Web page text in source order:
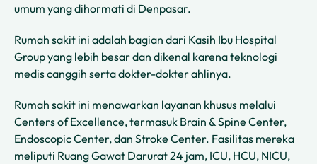
umum yang dihormati di Denpasar.
Rumah sakit ini adalah bagian dari Kasih Ibu Hospital
Group yang lebih besar dan dikenal karena teknologi
medis canggih serta dokter-dokter ahlinya.
Rumah sakit ini menawarkan layanan khusus melalui
Centers of Excellence, termasuk Brain & Spine Center,
Endoscopic Center, dan Stroke Center. Fasilitas mereka
meliputi Ruang Gawat Darurat 24 jam, ICU, HCU, NICU,